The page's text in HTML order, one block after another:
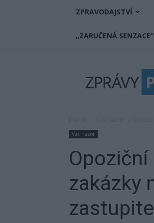
ZPRAVODAJSTVÍ
„ZARUČENÁ SENZACE“
Příbram
Váš názor
zakázky